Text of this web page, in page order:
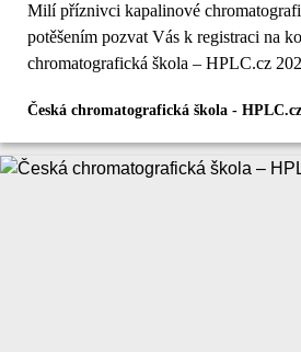
Milí příznivci kapalinové
potěšením pozvat Vás k registraci na
chromatografická škola – HPLC.cz
Česká chromatografická škola - HPLC.cz